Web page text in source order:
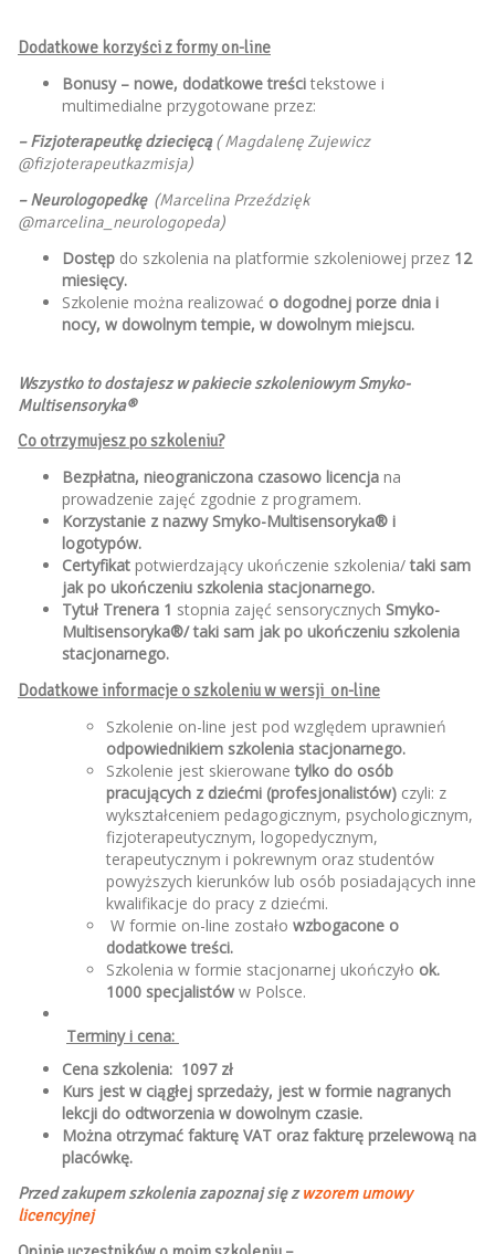
Dodatkowe korzyści z formy on-line
Bonusy – nowe, dodatkowe treści tekstowe i
multimedialne przygotowane przez:
– Fizjoterapeutkę dziecięcą( Magdalenę Zujewicz
@fizjoterapeutkazmisja)
– Neurologopedkę (Marcelina Przeździęk
@marcelina_neurologopeda)
Dostęp do szkolenia na platformie szkoleniowej przez 12
miesięcy.
Szkolenie można realizować o dogodnej porze dnia i
nocy, w dowolnym tempie, w dowolnym miejscu.
Wszystko to dostajesz w pakiecie szkoleniowym Smyko-
Multisensoryka®
Co otrzymujesz po szkoleniu?
Bezpłatna, nieograniczona czasowo licencja na
prowadzenie zajęć zgodnie z programem.
Korzystanie z nazwy Smyko-Multisensoryka® i
logotypów.
Certyfikat potwierdzający ukończenie szkolenia/taki sam
jak po ukończeniu szkolenia stacjonarnego.
Tytuł Trenera 1 stopnia zajęć sensorycznych Smyko-
Multisensoryka®/ taki sam jak po ukończeniu szkolenia
stacjonarnego.
Dodatkowe informacje o szkoleniu w wersji on-line
Szkolenie on-line jest pod względem uprawnień
odpowiednikiem szkolenia stacjonarnego.
Szkolenie jest skierowanetylko do osób
pracujących z dziećmi (profesjonalistów) czyli: z
wykształceniem pedagogicznym, psychologicznym,
fizjoterapeutycznym, logopedycznym,
terapeutycznym i pokrewnym oraz studentów
powyższych kierunków lub osób posiadających inne
kwalifikacje do pracy z dziećmi.
W formie on-line zostało wzbogacone o
dodatkowe treści.
Szkolenia w formie stacjonarnej ukończyło ok.
1000 specjalistów w Polsce.
Terminy i cena:
Cena szkolenia: 1097 zł
Kurs jest w ciągłej sprzedaży, jest w formie nagranych
lekcji do odtworzenia w dowolnym czasie.
Można otrzymać fakturę VAT oraz fakturę przelewową na
placówkę.
Przed zakupem szkolenia zapoznaj się zwzorem umowy
licencyjnej